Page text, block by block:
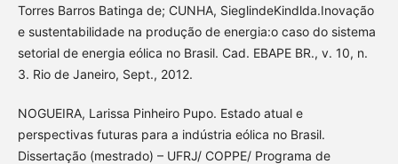
Torres Barros Batinga de; CUNHA, SieglindeKindlda.Inovação
e sustentabilidade na produção de energia:o caso do sistema
setorial de energia eólica no Brasil. Cad. EBAPE BR., v. 10, n.
3. Rio de Janeiro, Sept., 2012.
NOGUEIRA, Larissa Pinheiro Pupo. Estado atual e
perspectivas futuras para a indústria eólica no Brasil.
Dissertação (mestrado) – UFRJ/ COPPE/ Programa de